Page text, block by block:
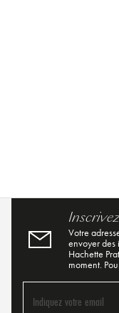
Votre
envoyer des
Hachette
moment.
Indiquez votre email